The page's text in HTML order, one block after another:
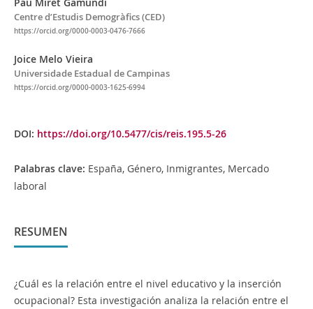
Centre d’Estudis Demogràfics (CED)
https://orcid.org/0000-0003-0476-7666
Joice Melo Vieira
Universidade Estadual de Campinas
https://orcid.org/0000-0003-1625-6994
DOI: https://doi.org/10.5477/cis/reis.195.5-26
Palabras clave: España, Género, Inmigrantes, Mercado
laboral
RESUMEN
¿Cuál es la relación entre el nivel educativo y la inserción
ocupacional? Esta investigación analiza la relación entre el